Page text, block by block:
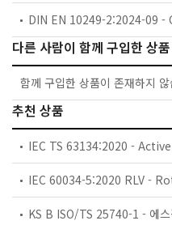
다른 사람이 함께 구입한 상품
함께 구입한 상품이 존재하지
추천 상품